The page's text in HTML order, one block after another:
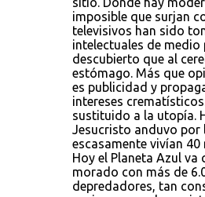
imposible que surjan
televisivos han sido
intelectuales de medio
descubierto que al
estómago. Más que
es publicidad y
intereses
sustituido a la utopía.
Jesucristo anduvo por
escasamente vivían
Hoy el Planeta Azul va
morado con más de
depredadores, tan